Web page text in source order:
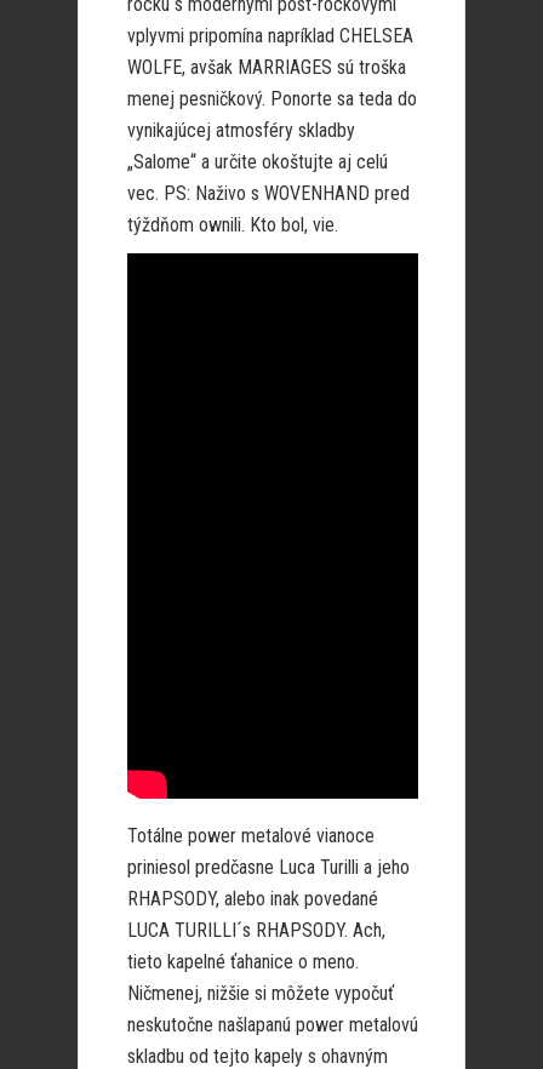
vplyvmi pripomína napríklad CHELSEA
WOLFE, avšak MARRIAGES sú troška
menej pesničkový. Ponorte sa teda do
vynikajúcej atmosféry skladby
„Salome“ a určite okoštujte aj celú
vec. PS: Naživo s WOVENHAND pred
týždňom ownili. Kto bol, vie.
Totálne power metalové vianoce
priniesol predčasne Luca Turilli a jeho
RHAPSODY, alebo inak povedané
LUCA TURILLI´s RHAPSODY. Ach,
tieto kapelné ťahanice o meno.
Ničmenej, nižšie si môžete vypočuť
neskutočne našlapanú power metalovú
skladbu od tejto kapely s ohavným